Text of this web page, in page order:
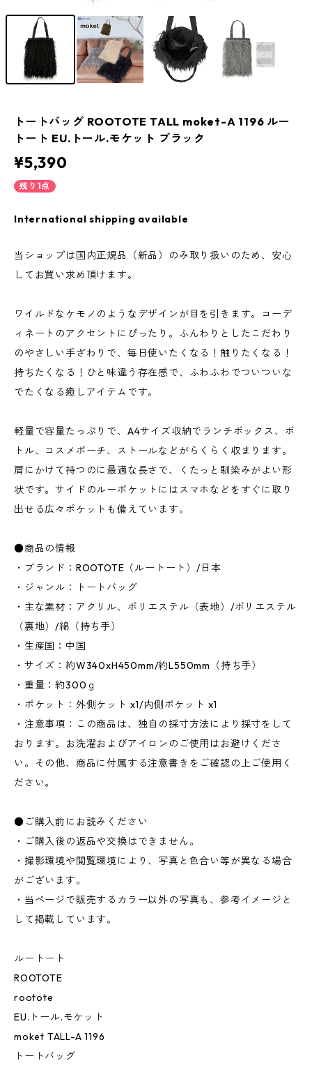
トートバッグ ROOTOTE TALL moket-A 1196 ルー
トート EU.トール.モケット ブラック
¥5,390
残り1点
International shipping available
当ショップは国内正規品（新品）のみ取り扱いのため、安心
してお買い求め頂けます。
ワイルドなケモノのようなデザインが目を引きます。コーデ
ィネートのアクセントにぴったり。ふんわりとしたこだわり
のやさしい手ざわりで、毎日使いたくなる！触りたくなる！
持ちたくなる！ひと味違う存在感で、ふわふわでついついな
でたくなる癒しアイテムです。
軽量で容量たっぷりで、A4サイズ収納でランチボックス、ボ
トル、コスメポーチ、ストールなどがらくらく収まります。
肩にかけて持つのに最適な長さで、くたっと馴染みがよい形
状です。サイドのルーポケットにはスマホなどをすぐに取り
出せる広々ポケットも備えています。
●商品の情報
・ブランド：ROOTOTE（ルートート）/日本
・ジャンル：トートバッグ
・主な素材：アクリル、ポリエステル（表地）/ポリエステル
（裏地）/綿（持ち手）
・生産国：中国
・サイズ：約W340xH450mm/約L550mm（持ち手）
・重量：約300ｇ
・ポケット：外側ケット x1/内側ポケット x1
・注意事項：この商品は、独自の採寸方法により採寸をして
おります。お洗濯およびアイロンのご使用はお避けくださ
い。その他、商品に付属する注意書きをご確認の上ご使用く
ださい。
●ご購入前にお読みください
・ご購入後の返品や交換はできません。
・撮影環境や閲覧環境により、写真と色合い等が異なる場合
がございます。
・当ページで販売するカラー以外の写真も、参考イメージと
して掲載しています。
ルートート
ROOTOTE
rootote
EU.トール.モケット
moket TALL-A 1196
トートバッグ